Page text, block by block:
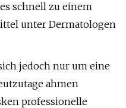
schnell zu einem
unter Dermatologen
jedoch nur um eine
ahmen
professionelle